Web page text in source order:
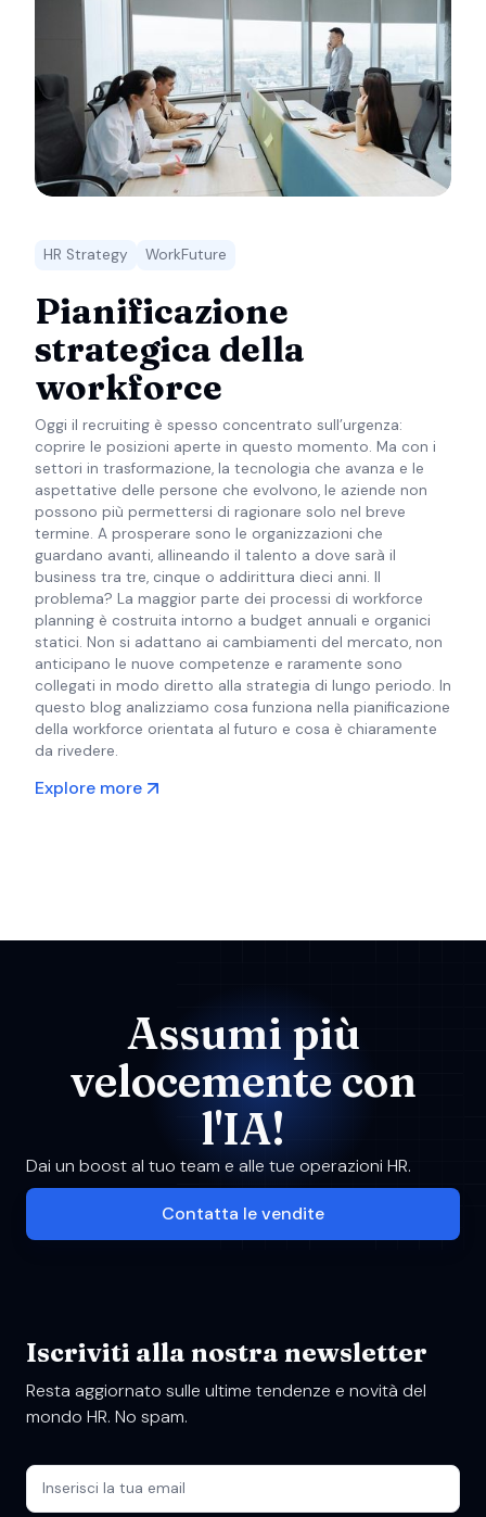
HR Strategy WorkFuture
Pianificazione
strategica della
workforce
Oggi il recruiting è spesso concentrato sull’urgenza:
coprire le posizioni aperte in questo momento. Ma con i
settori in trasformazione, la tecnologia che avanza e le
aspettative delle persone che evolvono, le aziende non
possono più permettersi di ragionare solo nel breve
termine. A prosperare sono le organizzazioni che
guardano avanti, allineando il talento a dove sarà il
business tra tre, cinque o addirittura dieci anni. Il
problema? La maggior parte dei processi di workforce
planning è costruita intorno a budget annuali e organici
statici. Non si adattano ai cambiamenti del mercato, non
anticipano le nuove competenze e raramente sono
collegati in modo diretto alla strategia di lungo periodo. In
questo blog analizziamo cosa funziona nella pianificazione
della workforce orientata al futuro e cosa è chiaramente
da rivedere.
Explore more
Assumi più
velocemente con
l'IA!
Dai un boost al tuo team e alle tue operazioni HR.
Contatta le vendite
Iscriviti alla nostra newsletter
Resta aggiornato sulle ultime tendenze e novità del
mondo HR. No spam.